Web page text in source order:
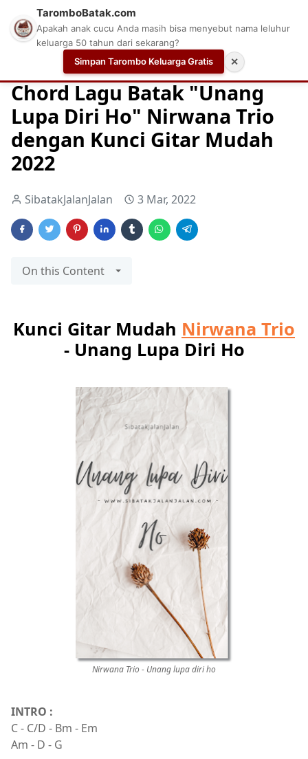
Chord Gitar Chord Lagu Batak Lagu
Chord Lagu Batak "Unang
Lupa Diri Ho" Nirwana Trio
dengan Kunci Gitar Mudah
2022
SibatakJalanJalan 3 Mar, 2022
On this Content
Kunci Gitar Mudah Nirwana Trio
- Unang Lupa Diri Ho
Nirwana Trio - Unang lupa diri ho
INTRO :
C - C/D - Bm - Em
Am - D - G
TaromboBatak.com
Apakah anak cucu Anda masih bisa menyebut nama leluhur
keluarga 50 tahun dari sekarang?
Simpan Tarombo Keluarga Gratis
✕